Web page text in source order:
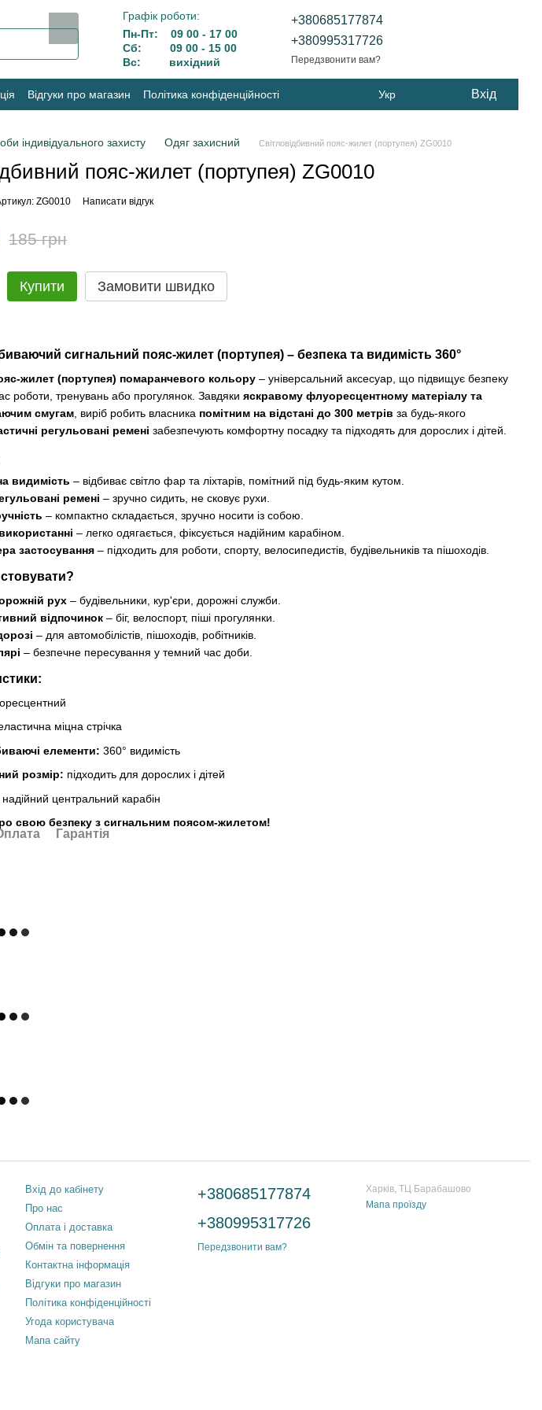
Графік роботи:
Пн-Пт: 09 00 - 17 00
Сб: 09 00 - 15 00
Вс: вихідний
+380685177874
+380995317726
Передзвонити вам?
Відгуки про магазин
Політика конфіденційності
Укр Вхід
індивідуального захисту Одяг захисний Світловідбивний пояс-жилет (портупея) ZG0010
пояс-жилет (портупея) ZG0010
ZG0010 Написати відгук
185 грн
Купити Замовити швидко
сигнальний пояс-жилет (портупея) – безпека та видимість 360°
жилет (портупея) помаранчевого кольору– універсальний аксесуар, що підвищує безпеку
роботи, тренувань або прогулянок. Завдяки яскравому флуоресцентному матеріалу та
смугам, виріб робить власника помітним на відстані до 300 метрів за будь-якого
регульовані ремені забезпечують комфортну посадку та підходять для дорослих і дітей.
видимість – відбиває світло фар та ліхтарів, помітний під будь-яким кутом.
ремені – зручно сидить, не сковує рухи.
– компактно складається, зручно носити із собою.
– легко одягається, фіксується надійним карабіном.
застосування– підходить для роботи, спорту, велосипедистів, будівельників та пішоходів.
рух– будівельники, кур'єри, дорожні служби.
відпочинок– біг, велоспорт, піші прогулянки.
– для автомобілістів, пішоходів, робітників.
– безпечне пересування у темний час доби.
міцна стрічка
елементи: 360° видимість
розмір: підходить для дорослих і дітей
надійний центральний карабін
свою безпеку з сигнальним поясом-жилетом!
Гарантія
Вхід до кабінету
Про нас
Оплата і доставка
Обмін та повернення
Контактна інформація
Відгуки про магазин
Політика конфіденційності
Угода користувача
Мапа сайту
+380685177874
+380995317726
Передзвонити вам?
Харків, ТЦ Барабашово
Мапа проїзду